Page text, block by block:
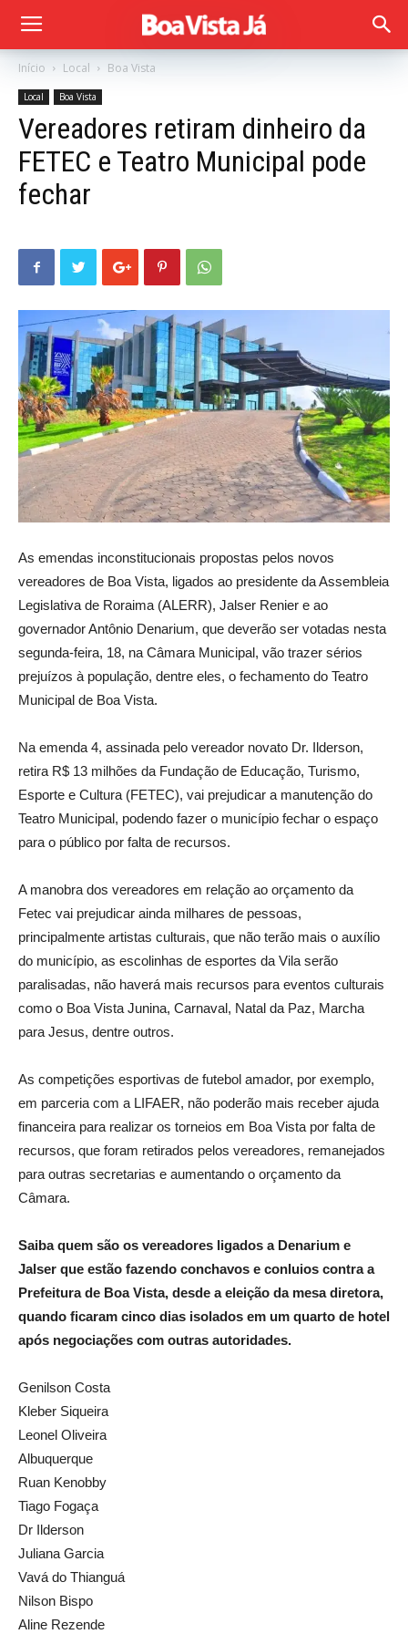
Início Local Boa Vista
Local Boa Vista
Vereadores retiram dinheiro da
FETEC e Teatro Municipal pode
fechar
As emendas inconstitucionais propostas pelos novos
vereadores de Boa Vista, ligados ao presidente da Assembleia
Legislativa de Roraima (ALERR), Jalser Renier e ao
governador Antônio Denarium, que deverão ser votadas nesta
segunda-feira, 18, na Câmara Municipal, vão trazer sérios
prejuízos à população, dentre eles, o fechamento do Teatro
Municipal de Boa Vista.
Na emenda 4, assinada pelo vereador novato Dr. Ilderson,
retira R$ 13 milhões da Fundação de Educação, Turismo,
Esporte e Cultura (FETEC), vai prejudicar a manutenção do
Teatro Municipal, podendo fazer o município fechar o espaço
para o público por falta de recursos.
A manobra dos vereadores em relação ao orçamento da
Fetec vai prejudicar ainda milhares de pessoas,
principalmente artistas culturais, que não terão mais o auxílio
do município, as escolinhas de esportes da Vila serão
paralisadas, não haverá mais recursos para eventos culturais
como o Boa Vista Junina, Carnaval, Natal da Paz, Marcha
para Jesus, dentre outros.
As competições esportivas de futebol amador, por exemplo,
em parceria com a LIFAER, não poderão mais receber ajuda
financeira para realizar os torneios em Boa Vista por falta de
recursos, que foram retirados pelos vereadores, remanejados
para outras secretarias e aumentando o orçamento da
Câmara.
Saiba quem são os vereadores ligados a Denarium e
Jalser que estão fazendo conchavos e conluios contra a
Prefeitura de Boa Vista, desde a eleição da mesa diretora,
quando ficaram cinco dias isolados em um quarto de hotel
após negociações com outras autoridades.
Genilson Costa
Kleber Siqueira
Leonel Oliveira
Albuquerque
Ruan Kenobby
Tiago Fogaça
Dr Ilderson
Juliana Garcia
Vavá do Thianguá
Nilson Bispo
Aline Rezende